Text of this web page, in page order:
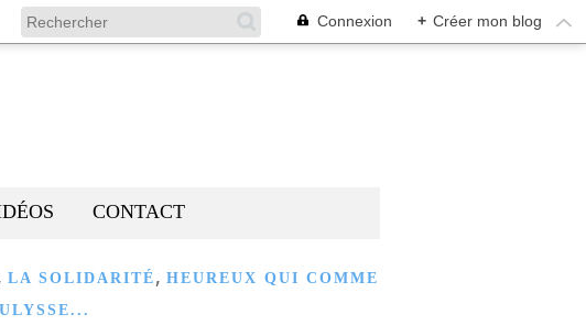
Connexion + Créer mon blog
CONTACT
LA SOLIDARITÉ , HEUREUX QUI COMME
ULYSSE...